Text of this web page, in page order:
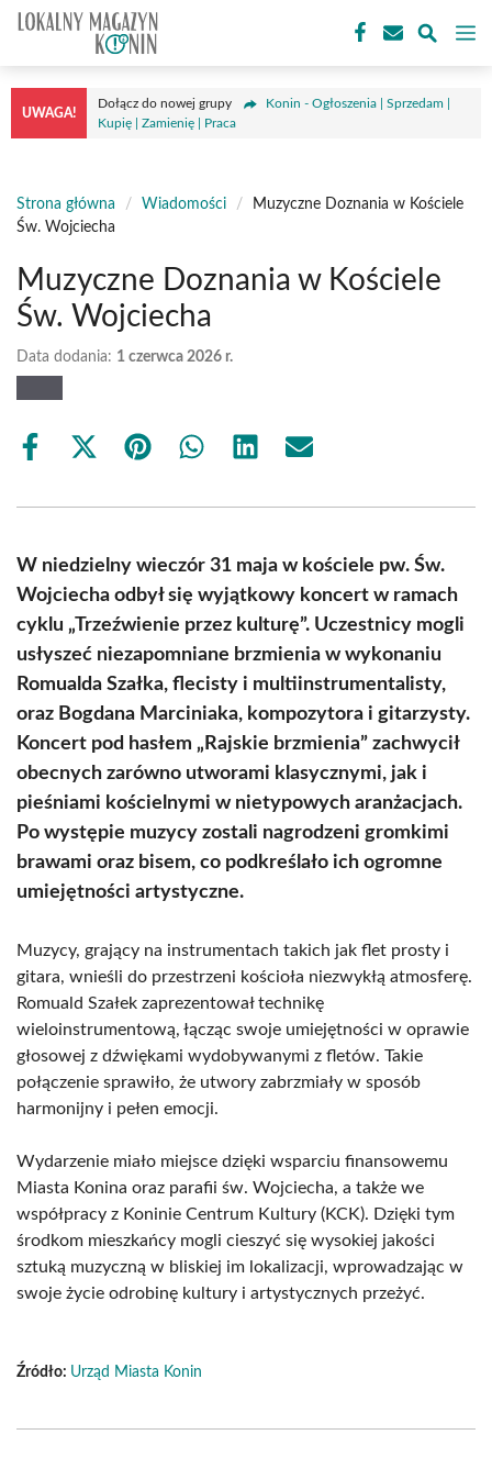
Przejdź
treści
UWAGA!
Dołącz do nowej grupy
Konin - Ogłoszenia | Sprzedam |
Kupię | Zamienię | Praca
Strona główna / Wiadomości /
Muzyczne Doznania w Kościele
Św. Wojciecha
Muzyczne Doznania w Kościele
Św. Wojciecha
Data dodania: 1 czerwca 2026 r.
Share
Share
(Twitter)
Share Share Share Share
W niedzielny wieczór 31 maja w kościele pw. Św.
Wojciecha odbył się wyjątkowy koncert w ramach
cyklu „Trzeźwienie przez kulturę”. Uczestnicy mogli
usłyszeć niezapomniane brzmienia w wykonaniu
Romualda Szałka, flecisty i multiinstrumentalisty,
oraz Bogdana Marciniaka, kompozytora i gitarzysty.
Koncert pod hasłem „Rajskie brzmienia” zachwycił
obecnych zarówno utworami klasycznymi, jak i
pieśniami kościelnymi w nietypowych aranżacjach.
Po występie muzycy zostali nagrodzeni gromkimi
brawami oraz bisem, co podkreślało ich ogromne
umiejętności artystyczne.
Muzycy, grający na instrumentach takich jak flet prosty i
gitara, wnieśli do przestrzeni kościoła niezwykłą atmosferę.
Romuald Szałek zaprezentował technikę
wieloinstrumentową, łącząc swoje umiejętności w oprawie
głosowej z dźwiękami wydobywanymi z fletów. Takie
połączenie sprawiło, że utwory zabrzmiały w sposób
harmonijny i pełen emocji.
Wydarzenie miało miejsce dzięki wsparciu finansowemu
Miasta Konina oraz parafii św. Wojciecha, a także we
współpracy z Koninie Centrum Kultury (KCK). Dzięki tym
środkom mieszkańcy mogli cieszyć się wysokiej jakości
sztuką muzyczną w bliskiej im lokalizacji, wprowadzając w
swoje życie odrobinę kultury i artystycznych przeżyć.
Źródło: Urząd Miasta Konin